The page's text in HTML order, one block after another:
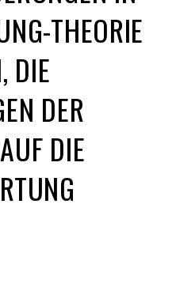
THEORIE
DIE
DER
DIE